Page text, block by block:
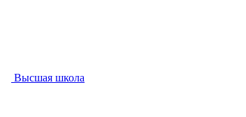
Высшая школа